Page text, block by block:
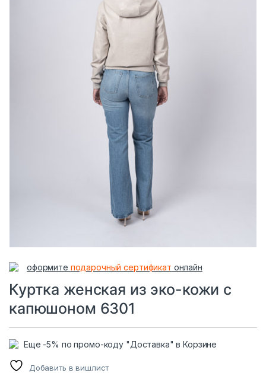
оформите подарочный сертификат онлайн
Куртка женская из эко-кожи с
капюшоном 6301
Еще -5% по промо-коду "Доставка" в Корзине
Добавить в вишлист